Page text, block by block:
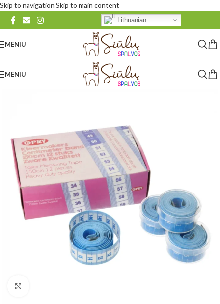
Skip to navigation Skip to main content
Lithuanian
MENIU
MENIU